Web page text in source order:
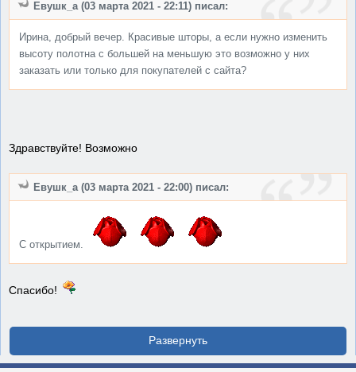
Евушк_а (03 марта 2021 - 22:11) писал:
Ирина, добрый вечер. Красивые шторы, а если нужно изменить
высоту полотна с большей на меньшую это возможно у них
заказать или только для покупателей с сайта?
Здравствуйте! Возможно
Евушк_а (03 марта 2021 - 22:00) писал:
С открытием.
Спасибо!